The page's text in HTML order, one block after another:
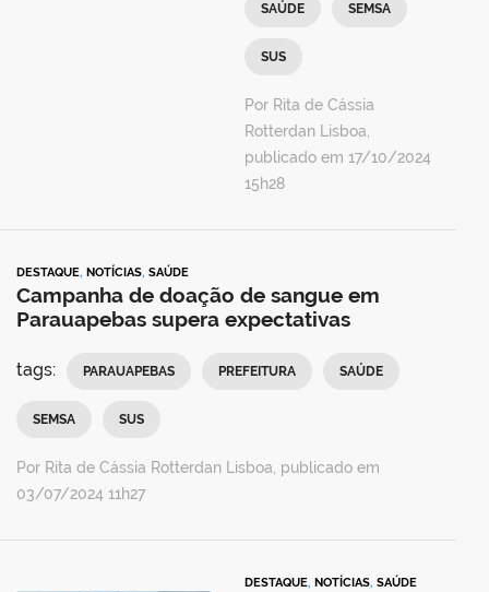
SAÚDE SEMSA
SUS
Por Rita de Cássia
Rotterdan Lisboa,
publicado em 17/10/2024
15h28
DESTAQUE, NOTÍCIAS, SAÚDE
Campanha de doação de sangue em
Parauapebas supera expectativas
tags: PARAUAPEBAS PREFEITURA SAÚDE
SEMSA SUS
Por Rita de Cássia Rotterdan Lisboa, publicado em
03/07/2024 11h27
DESTAQUE, NOTÍCIAS, SAÚDE